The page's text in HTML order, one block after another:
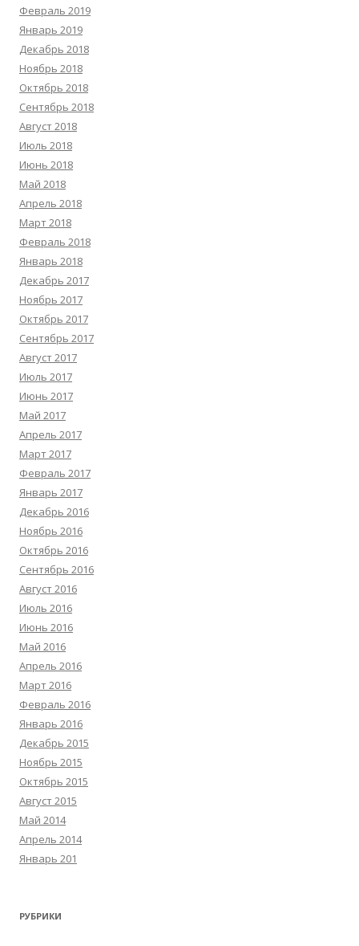
Февраль 2019
Январь 2019
Декабрь 2018
Ноябрь 2018
Октябрь 2018
Сентябрь 2018
Август 2018
Июль 2018
Июнь 2018
Май 2018
Апрель 2018
Март 2018
Февраль 2018
Январь 2018
Декабрь 2017
Ноябрь 2017
Октябрь 2017
Сентябрь 2017
Август 2017
Июль 2017
Июнь 2017
Май 2017
Апрель 2017
Март 2017
Февраль 2017
Январь 2017
Декабрь 2016
Ноябрь 2016
Октябрь 2016
Сентябрь 2016
Август 2016
Июль 2016
Июнь 2016
Май 2016
Апрель 2016
Март 2016
Февраль 2016
Январь 2016
Декабрь 2015
Ноябрь 2015
Октябрь 2015
Август 2015
Май 2014
Апрель 2014
Январь 201
РУБРИКИ